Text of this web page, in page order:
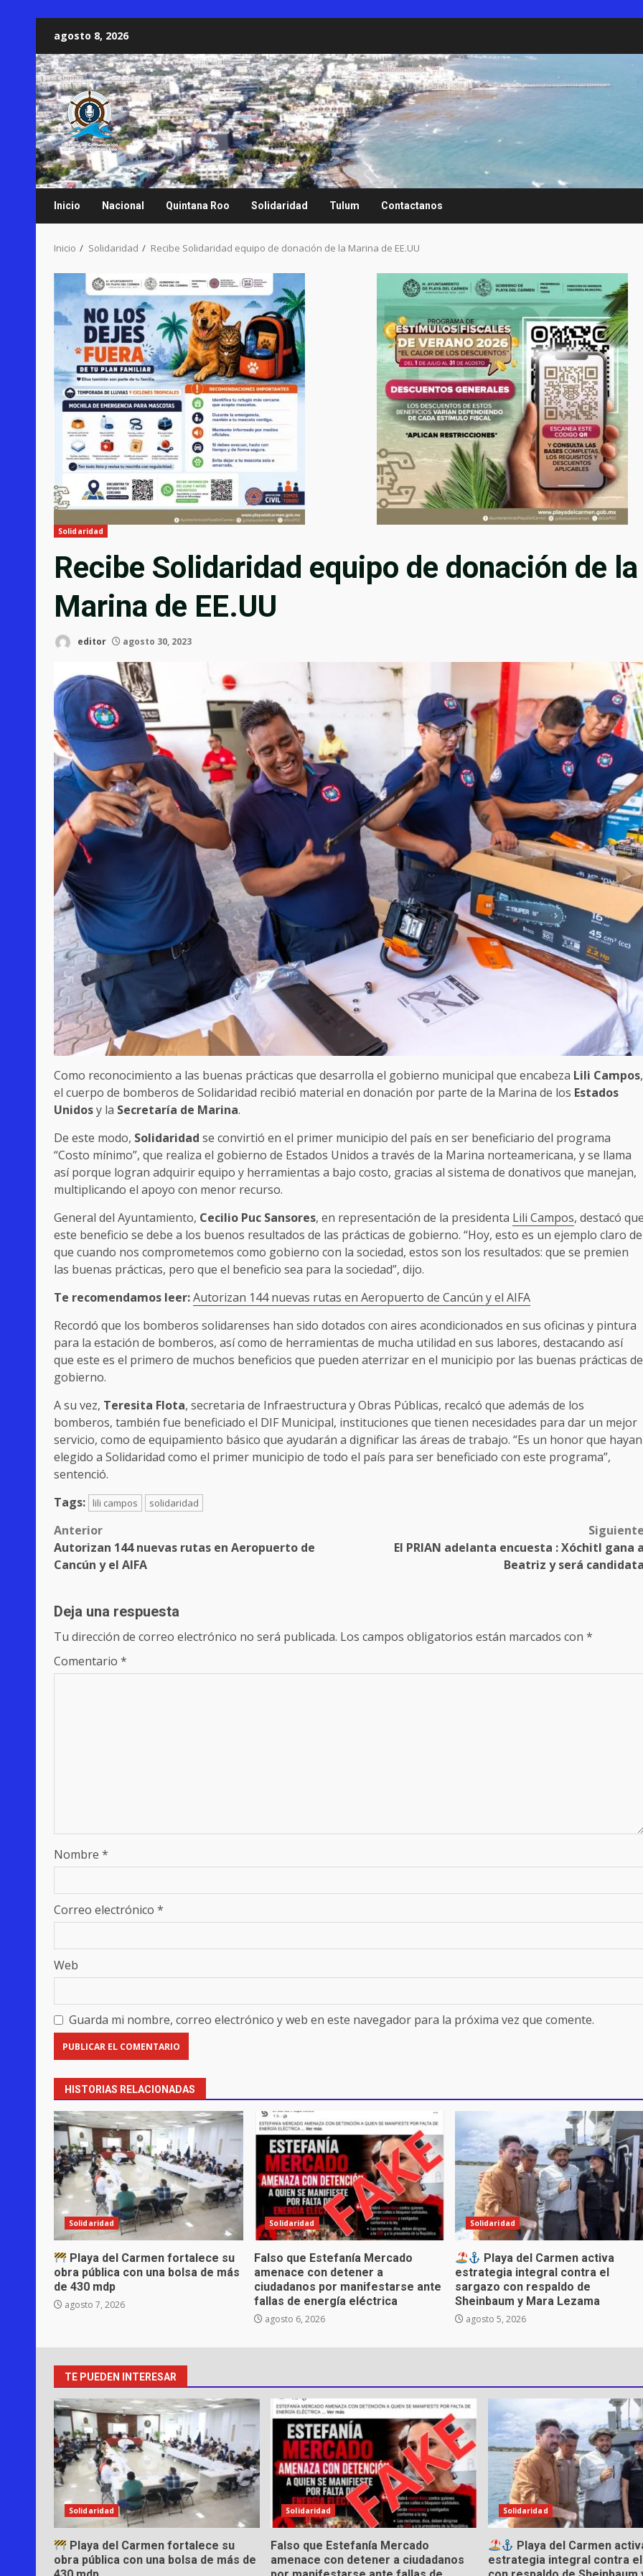
contenido
agosto 8, 2026
Inicio Nacional Quintana Roo Solidaridad Tulum Contactanos
Inicio Solidaridad Recibe Solidaridad equipo de donación de la Marina de EE.UU
Solidaridad
Recibe Solidaridad equipo de donación de la
Marina de EE.UU
editor agosto 30, 2023
Como reconocimiento a las buenas prácticas que desarrolla el gobierno municipal que encabeza Lili Campos,
el cuerpo de bomberos de Solidaridad recibió material en donación por parte de la Marina de los Estados
Unidosy la Secretaría de Marina.
De este modo, Solidaridad se convirtió en el primer municipio del país en ser beneficiario del programa
“Costo mínimo”, que realiza el gobierno de Estados Unidos a través de la Marina norteamericana, y se llama
así porque logran adquirir equipo y herramientas a bajo costo, gracias al sistema de donativos que manejan,
multiplicando el apoyo con menor recurso.
General del Ayuntamiento, Cecilio Puc Sansores, en representación de la presidenta Lili Campos, destacó
este beneficio se debe a los buenos resultados de las prácticas de gobierno. “Hoy, esto es un ejemplo claro de
que cuando nos comprometemos como gobierno con la sociedad, estos son los resultados: que se premien
las buenas prácticas, pero que el beneficio sea para la sociedad”, dijo.
Te recomendamos leer:Autorizan 144 nuevas rutas en Aeropuerto de Cancún y el AIFA
Recordó que los bomberos solidarenses han sido dotados con aires acondicionados en sus oficinas y pintura
para la estación de bomberos, así como de herramientas de mucha utilidad en sus labores, destacando así
que este es el primero de muchos beneficios que pueden aterrizar en el municipio por las buenas prácticas de
gobierno.
A su vez, Teresita Flota, secretaria de Infraestructura y Obras Públicas, recalcó que además de los
bomberos, también fue beneficiado el DIF Municipal, instituciones que tienen necesidades para dar un mejor
servicio, como de equipamiento básico que ayudarán a dignificar las áreas de trabajo. “Es un honor que hayan
elegido a Solidaridad como el primer municipio de todo el país para ser beneficiado con este programa”,
sentenció.
Tags:
lili campos solidaridad
Post
navigation
Anterior
Autorizan 144 nuevas rutas en Aeropuerto de
Cancún y el AIFA
El PRIAN adelanta encuesta : Xóchitl gana
Beatriz y será
Deja una respuesta
Tu dirección de correo electrónico no será publicada. Los campos obligatorios están marcados con *
Comentario *
Nombre *
Correo electrónico *
Web
Guarda mi nombre, correo electrónico y web en este navegador para la próxima vez que comente.
HISTORIAS RELACIONADAS
Solidaridad
Playa del Carmen fortalece su
obra pública con una bolsa de más
de 430 mdp
agosto 7, 2026
Solidaridad
Falso que Estefanía Mercado
amenace con detener a
ciudadanos por manifestarse ante
fallas de energía eléctrica
agosto 6, 2026
Solidaridad
Playa del Carmen activa
estrategia integral contra el
sargazo con respaldo de
Sheinbaum y Mara Lezama
agosto 5, 2026
TE PUEDEN INTERESAR
Solidaridad
Playa del Carmen fortalece su
obra pública con una bolsa de más de
Solidaridad
Falso que Estefanía Mercado
amenace con detener a ciudadanos
Solidaridad
Playa del Carmen
estrategia integral contra